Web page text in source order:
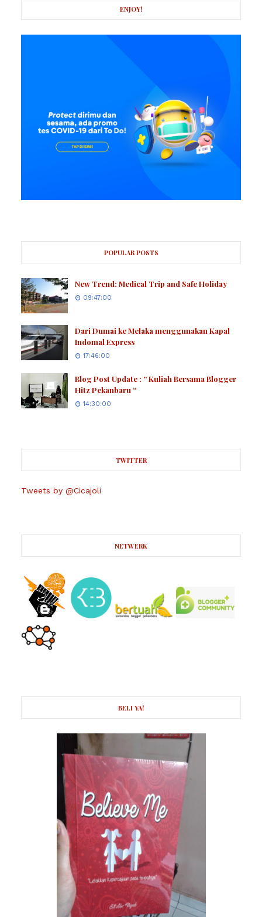
ENJOY!
POPULAR POSTS
New Trend: Medical Trip and Safe Holiday
09:47:00
Dari Dumai ke Melaka menggunakan Kapal
Indomal Express
17:46:00
Blog Post Update : “ Kuliah Bersama Blogger
Hitz Pekanbaru “
14:30:00
TWITTER
Tweets by @Cicajoli
NETWERK
BELI YA!